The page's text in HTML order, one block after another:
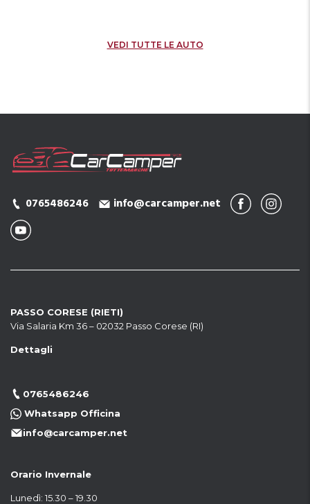
VEDI TUTTE LE AUTO
0765486246 info@carcamper.net
PASSO CORESE (RIETI)
Via Salaria Km 36 – 02032 Passo Corese (RI)
Dettagli
0765486246
Whatsapp Officina
info@carcamper.net
Orario Invernale
Lunedì: 15.30 – 19.30